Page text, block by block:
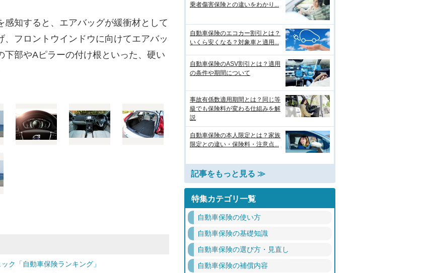
知すると、エアバッグが緩衝材として
フロントウインドウに向けてエアバッ
部やAピラーの付け根といった、硬い
ク「自動車保険ランキング」
乗者傷害保険との違いをわかり...
自動車保険のエコカー割引とは？
いくら安くなる？対象車と適用...
自動車保険のASV割引とは？適用
の条件や期間について
事故有係数適用期間とは？同じ等
級でも保険料が変わる仕組みを解
説
自動車保険の本人限定とは？家族
限定との違い・保険料・注意点...
記事をもっと見る ≫
特集カテゴリ一覧
自動車保険の使い方
自動車保険の基礎知識
自動車保険の選び方・見直し
自動車保険の補償内容